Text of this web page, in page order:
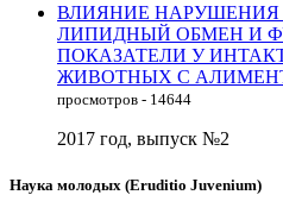
ВЛИЯНИЕ
ЛИПИДНЫЙ ОБМЕН И
ПОКАЗАТЕЛИ У
ЖИВОТНЫХ С
просмотров - 14644
2017 год, выпуск №2
Наука молодых (Eruditio Juvenium)